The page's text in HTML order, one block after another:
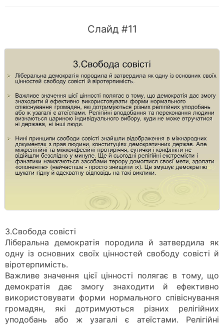
Слайд #11
3.Свобода совісті
Ліберальна демократія породила й затвердила як
одну із основних своїх цінностей свободу совісті й
віротерпимість.
Важливе значення цієї цінності полягає в тому, що
демократія дає змогу знаходити й ефективно
використовувати форми нормального співіснування
громадян, які дотримуються різних релігійних
уподобань або ж узагалі є атеїстами. Релігійні